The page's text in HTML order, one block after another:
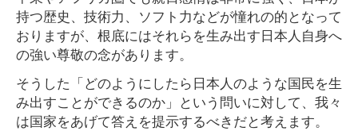
持つ歴史、技術力、ソフト力などが憧れの的となって
おりますが、根底にはそれらを生み出す日本人自身へ
の強い尊敬の念があります。
そうした「どのようにしたら日本人のような国民を生
み出すことができるのか」という問いに対して、我々
は国家をあげて答えを提示するべきだと考えます。